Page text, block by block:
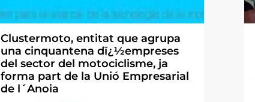
Clustermoto, entitat que agrupa
una cinquantena dï¿½empreses
del sector del motociclisme, ja
forma part de la Unió Empresarial
de l´Anoia